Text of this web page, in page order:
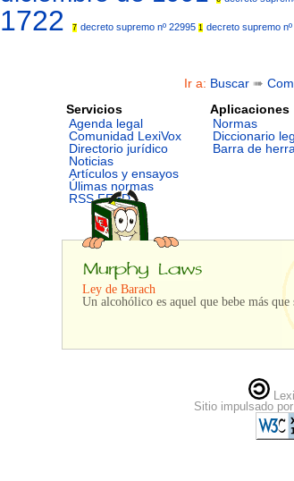
1722
7 decreto supremo nº 22995 1 decreto supremo
Ir a: Buscar➠
Servicios
Agenda legal
Comunidad LexiVox
Directorio jurídico
Noticias
Artículos y ensayos
Úlimas normas
RSS FEED
Aplicaciones
Normas
Diccionario
Barra de
Ley de Barach
Un alcohólico es aquel que bebe más que
Sitio impulsado por